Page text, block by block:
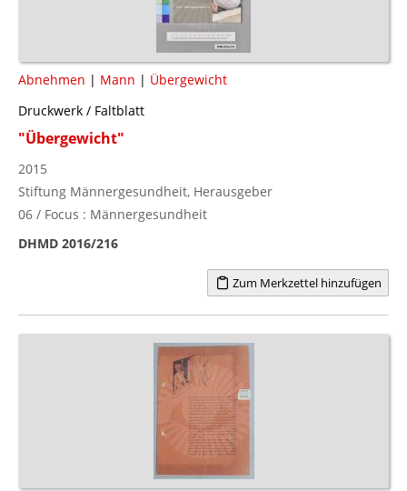
Abnehmen | Mann | Übergewicht
Druckwerk / Faltblatt
"Übergewicht"
2015
Stiftung Männergesundheit, Herausgeber
06 / Focus : Männergesundheit
DHMD 2016/216
Zum Merkzettel hinzufügen